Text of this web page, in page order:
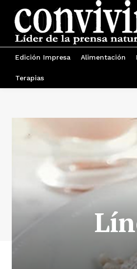
Edición Impresa Alimentación
Terapias